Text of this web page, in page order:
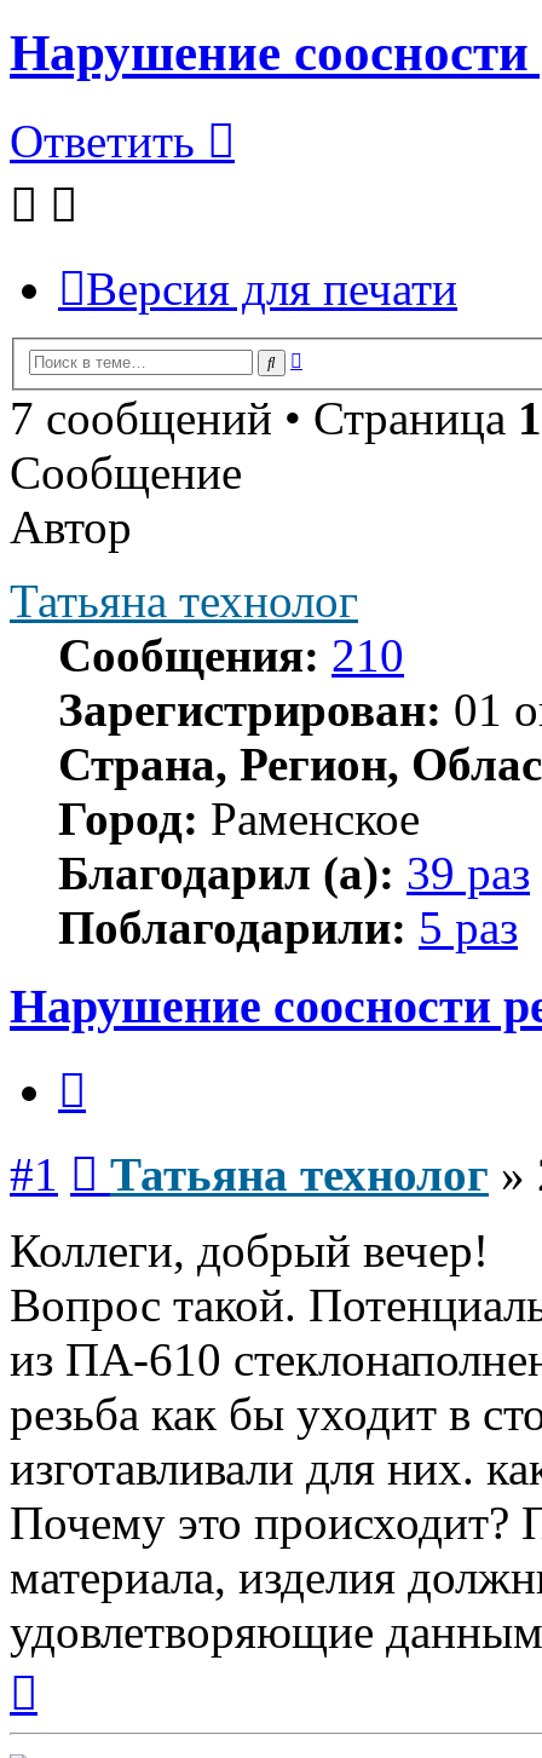
Нарушение
Ответить
Версия для печати
Поиск
7 сообщений • Страница 1
Сообщение
Автор
Татьяна технолог
Сообщения: 210
Зарегистрирован: 01
Страна, Регион,
Город: Раменское
Благодарил (а): 39 раз
Поблагодарили: 5 раз
Нарушение соосности
#1 Татьяна технолог »
Коллеги, добрый вечер!
Вопрос такой.
из ПА-610
резьба как бы уходит в
изготавливали для них.
Почему это происходит?
материала, изделия
удовлетворяющие
началу